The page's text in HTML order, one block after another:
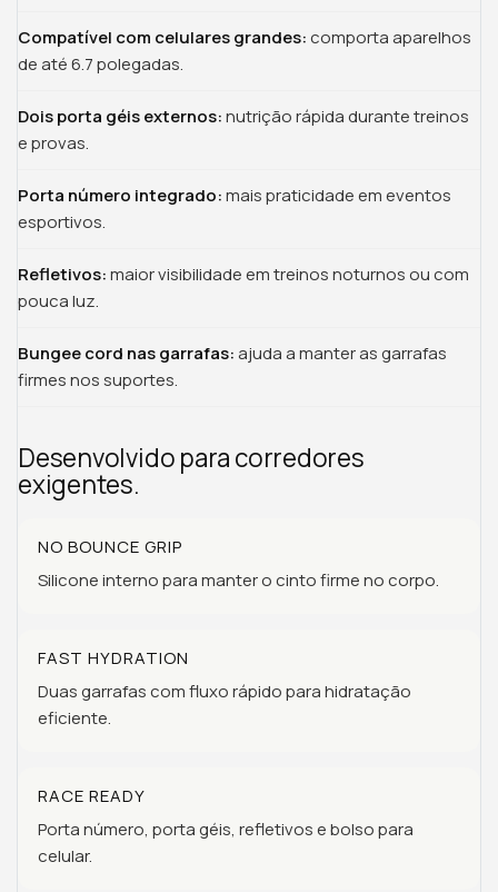
Compatível com celulares grandes:comporta aparelhos
de até 6.7 polegadas.
Dois porta géis externos:nutrição rápida durante treinos
e provas.
Porta número integrado:mais praticidade em eventos
esportivos.
Refletivos:maior visibilidade em treinos noturnos ou com
pouca luz.
Bungee cord nas garrafas:ajuda a manter as garrafas
firmes nos suportes.
Desenvolvido para corredores
exigentes.
NO BOUNCE GRIP
Silicone interno para manter o cinto firme no corpo.
FAST HYDRATION
Duas garrafas com fluxo rápido para hidratação
eficiente.
RACE READY
Porta número, porta géis, refletivos e bolso para
celular.